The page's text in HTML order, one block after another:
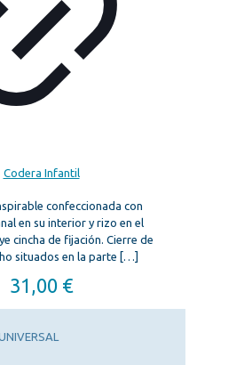
Codera Infantil
confeccionada con
en su interior y rizo en el
cincha de fijación. Cierre de
situados en la parte […]
31,00 €